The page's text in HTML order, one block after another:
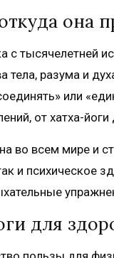
она
с тысячелетней
тела, разума и
или
от хатха-
во всем мире и
и психическое
для